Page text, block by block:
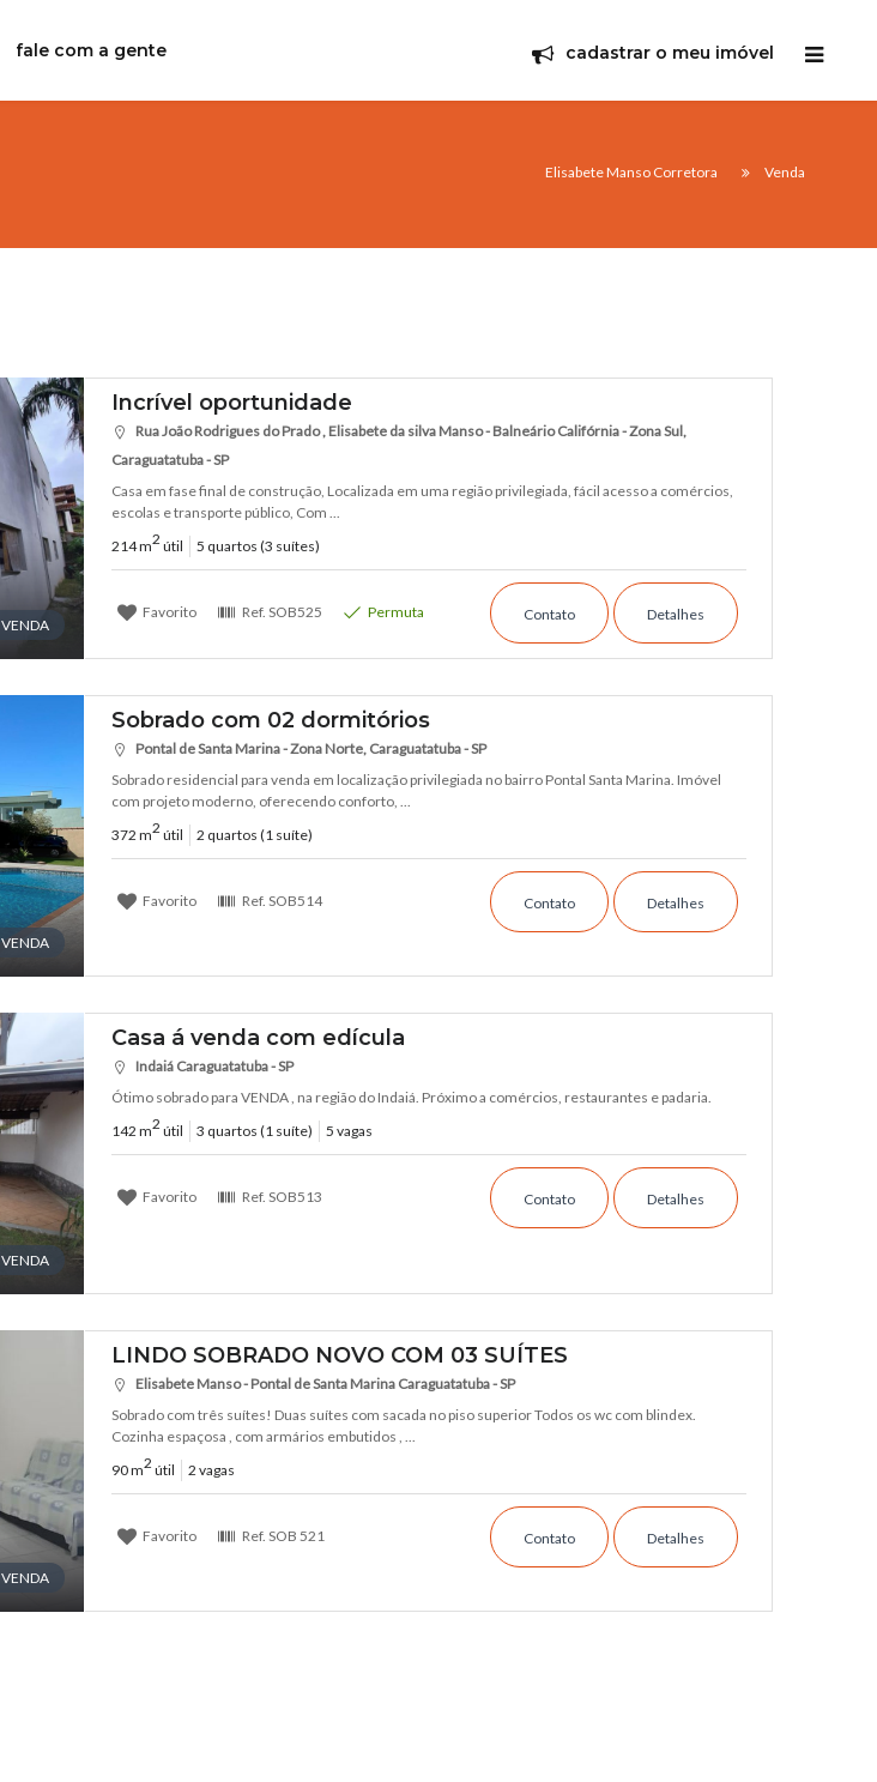
fale com a gente cadastrar o meu imóvel
Elisabete Manso Corretora Venda
VENDA
Incrível oportunidade
Rua João Rodrigues do Prado , Elisabete da silva Manso - Balneário Califórnia - Zona Sul,
Caraguatatuba - SP
Casa em fase final de construção, Localizada em uma região privilegiada, fácil acesso a comércios,
escolas e transporte público, Com ...
214 m2 útil 5 quartos (3 suítes)
Favorito Ref. SOB525 Permuta Detalhes
Contato
VENDA
Sobrado com 02 dormitórios
Pontal de Santa Marina - Zona Norte, Caraguatatuba - SP
Sobrado residencial para venda em localização privilegiada no bairro Pontal Santa Marina. Imóvel
com projeto moderno, oferecendo conforto, ...
372 m2 útil 2 quartos (1 suíte)
Favorito Ref. SOB514 Detalhes
Contato
VENDA
Casa á venda com edícula
Indaiá Caraguatatuba - SP
Ótimo sobrado para VENDA , na região do Indaiá. Próximo a comércios, restaurantes e padaria.
142 m2 útil 3 quartos (1 suíte) 5 vagas
Favorito Ref. SOB513 Detalhes
Contato
VENDA
LINDO SOBRADO NOVO COM 03 SUÍTES
Elisabete Manso - Pontal de Santa Marina Caraguatatuba - SP
Sobrado com três suítes! Duas suítes com sacada no piso superior Todos os wc com blindex.
Cozinha espaçosa , com armários embutidos , ...
90 m2 útil 2 vagas
Favorito Ref. SOB 521 Detalhes
Contato